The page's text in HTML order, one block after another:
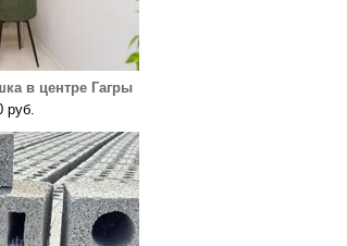
в центре Гагры
руб.